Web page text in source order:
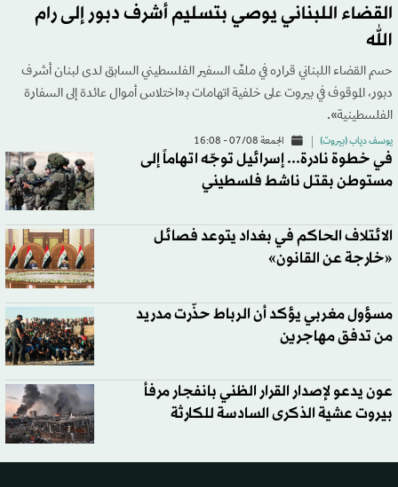
القضاء اللبناني يوصي بتسليم أشرف دبور إلى رام
الله
حسم القضاء اللبناني قراره في ملفّ السفير الفلسطيني السابق لدى لبنان أشرف
دبور، الموقوف في بيروت على خلفية اتهامات بـ«اختلاس أموال عائدة إلى السفارة
الفلسطينية».
يوسف دياب (بيروت) الجمعة 07/08 - 16:08
في خطوة نادرة... إسرائيل توجّه اتهاماً إلى
مستوطن بقتل ناشط فلسطيني
الائتلاف الحاكم في بغداد يتوعد فصائل
«خارجة عن القانون»
مسؤول مغربي يؤكد أن الرباط حذّرت مدريد
من تدفق مهاجرين
عون يدعو لإصدار القرار الظني بانفجار مرفأ
بيروت عشية الذكرى السادسة للكارثة